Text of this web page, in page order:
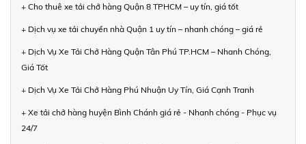
+ Cho thuê xe tải chở hàng Quận 8 TPHCM – uy tín, giá tốt
+ Dịch vụ xe tải chuyển nhà Quận 1 uy tín – nhanh chóng – giá rẻ
+ Dịch Vụ Xe Tải Chở Hàng Quận Tân Phú TP.HCM – Nhanh Chóng,
Giá Tốt
+ Dịch Vụ Xe Tải Chở Hàng Phú Nhuận Uy Tín, Giá Cạnh Tranh
+ Xe tải chở hàng huyện Bình Chánh giá rẻ - Nhanh chóng - Phục vụ
24/7